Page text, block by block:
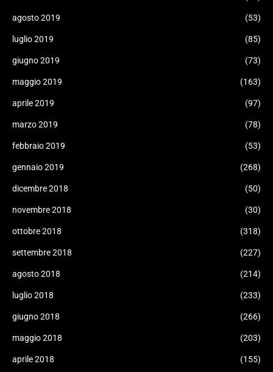
agosto 2019 (53)
luglio 2019 (85)
giugno 2019 (73)
maggio 2019 (163)
aprile 2019 (97)
marzo 2019 (78)
febbraio 2019 (53)
gennaio 2019 (268)
dicembre 2018 (50)
novembre 2018 (30)
ottobre 2018 (318)
settembre 2018 (227)
agosto 2018 (214)
luglio 2018 (233)
giugno 2018 (266)
maggio 2018 (203)
aprile 2018 (155)